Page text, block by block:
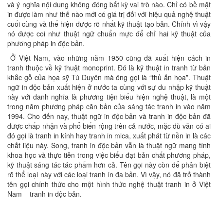
và ý nghĩa nội dung không đóng bất kỳ vai trò nào. Chỉ có bề mặt
in được làm như thế nào mới có giá trị đối với hiệu quả nghệ thuật
cuối cùng và thể hiện được rõ nhất kỹ thuật tạo bản. Chính vì vậy
nó được coi như thuật ngữ chuẩn mực để chỉ hai kỹ thuật của
phương pháp in độc bản.
Ở Việt Nam, vào những năm 1950 cũng đã xuất hiện cách in
tranh thuộc về kỹ thuật monoprint. Đó là kỹ thuật in tranh từ bản
khắc gỗ của họa sỹ Tú Duyên mà ông gọi là “thủ ấn họa”. Thuật
ngữ in độc bản xuất hiện ở nước ta cùng với sự du nhập kỹ thuật
này với danh nghĩa là phương tiện biểu hiện nghệ thuật, là một
trong năm phương pháp căn bản của sáng tác tranh in vào năm
1994. Cho đến nay, thuật ngữ in độc bản và tranh in độc bản đã
được chấp nhận và phổ biến rộng trên cả nước, mặc dù vẫn có ai
đó gọi là tranh in kính hay tranh in mica, xuất phát từ nền in là các
chất liệu này. Song, tranh in độc bản vẫn là thuật ngữ mang tính
khoa học và thực tiễn trong việc biểu đạt bản chất phương pháp,
kỹ thuật sáng tác tác phẩm hơn cả. Tên gọi này còn để phân biệt
rõ thể loại này với các loại tranh in đa bản. Vì vậy, nó đã trở thành
tên gọi chính thức cho một hình thức nghệ thuật tranh in ở Việt
Nam – tranh in độc bản.